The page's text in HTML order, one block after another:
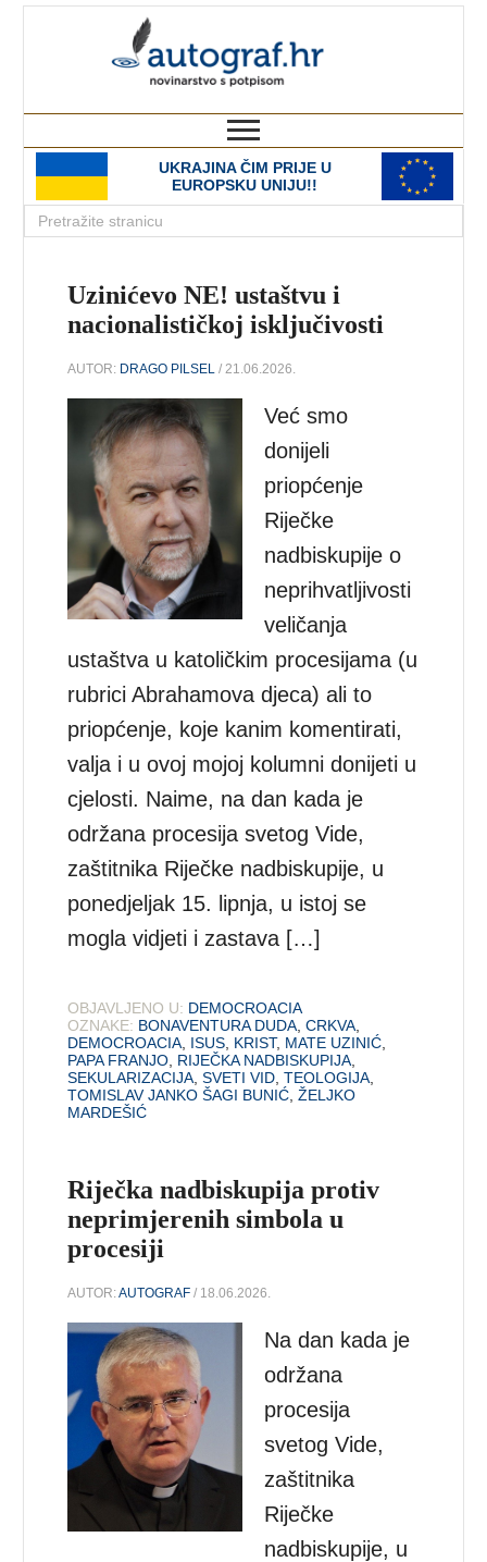
UKRAJINA ČIM PRIJE U
EUROPSKU UNIJU!!
Uzinićevo NE! ustaštvu i
nacionalističkoj isključivosti
AUTOR: DRAGO PILSEL / 21.06.2026.
Već smo
donijeli
priopćenje
Riječke
nadbiskupije o
neprihvatljivosti
veličanja
ustaštva u katoličkim procesijama (u
rubrici Abrahamova djeca) ali to
priopćenje, koje kanim komentirati,
valja i u ovoj mojoj kolumni donijeti u
cjelosti. Naime, na dan kada je
održana procesija svetog Vide,
zaštitnika Riječke nadbiskupije, u
ponedjeljak 15. lipnja, u istoj se
mogla vidjeti i zastava […]
OBJAVLJENO U: DEMOCROACIA
OZNAKE: BONAVENTURA DUDA ,CRKVA
DEMOCROACIA ISUS KRIST, MATE UZINIĆ
PAPA FRANJO RIJEČKA NADBISKUPIJA
SEKULARIZACIJA ,SVETI VID ,TEOLOGIJA
TOMISLAV JANKO ŠAGI BUNIĆ ,ŽELJKO
MARDEŠIĆ
Riječka nadbiskupija protiv
neprimjerenih simbola u
procesiji
AUTOR:AUTOGRAF / 18.06.2026.
Na dan kada je
održana
procesija
svetog Vide,
zaštitnika
Riječke
nadbiskupije, u